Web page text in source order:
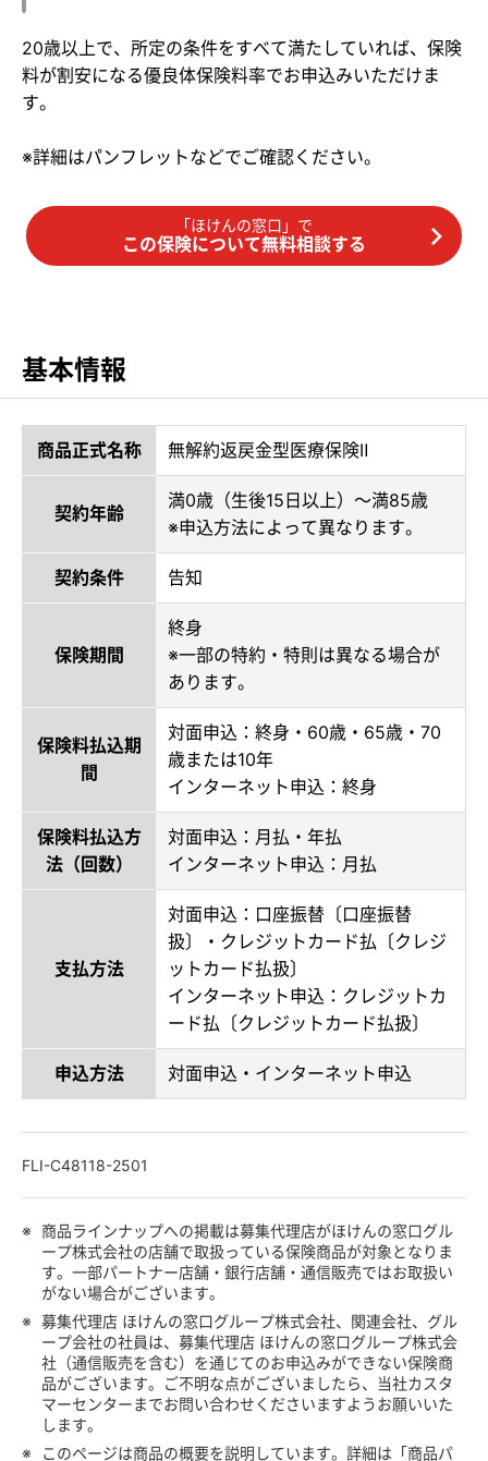
20歳以上で、所定の条件をすべて満たしていれば、保険
料が割安になる優良体保険料率でお申込みいただけま
す。
※詳細はパンフレットなどでご確認ください。
「ほけんの窓口」で
この保険について無料相談する
基本情報
商品正式名称 無解約返戻金型医療保険Ⅱ
契約年齢
満0歳（生後15日以上）～満85歳
※申込方法によって異なります。
契約条件 告知
保険期間
終身
※一部の特約・特則は異なる場合が
あります。
保険料払込期
間
対面申込：終身・60歳・65歳・70
歳または10年
インターネット申込：終身
保険料払込方
法（回数）
対面申込：月払・年払
インターネット申込：月払
支払方法
対面申込：口座振替〔口座振替
扱〕・クレジットカード払〔クレジ
ットカード払扱〕
インターネット申込：クレジットカ
ード払〔クレジットカード払扱〕
申込方法 対面申込・インターネット申込
FLI-C48118-2501
※
商品ラインナップへの掲載は募集代理店がほけんの窓口グル
ープ株式会社の店舗で取扱っている保険商品が対象となりま
す。一部パートナー店舗・銀行店舗・通信販売ではお取扱い
がない場合がございます。
※ 募集代理店 ほけんの窓口グループ株式会社、関連会社、グル
ープ会社の社員は、募集代理店 ほけんの窓口グループ株式会
社（通信販売を含む）を通じてのお申込みができない保険商
品がございます。ご不明な点がございましたら、当社カスタ
マーセンターまでお問い合わせくださいますようお願いいた
します。
※
このページは商品の概要を説明しています。詳細は「商品パ